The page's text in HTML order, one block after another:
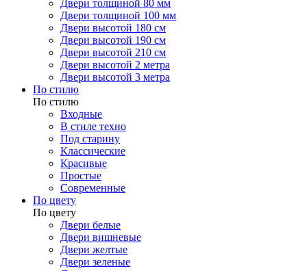
Двери толщиной 80 мм
Двери толщиной 100 мм
Двери высотой 180 см
Двери высотой 190 см
Двери высотой 210 см
Двери высотой 2 метра
Двери высотой 3 метра
По стилю
По стилю
Входные
В стиле техно
Под старину
Классические
Красивые
Простые
Современные
По цвету
По цвету
Двери белые
Двери вишневые
Двери желтые
Двери зеленые